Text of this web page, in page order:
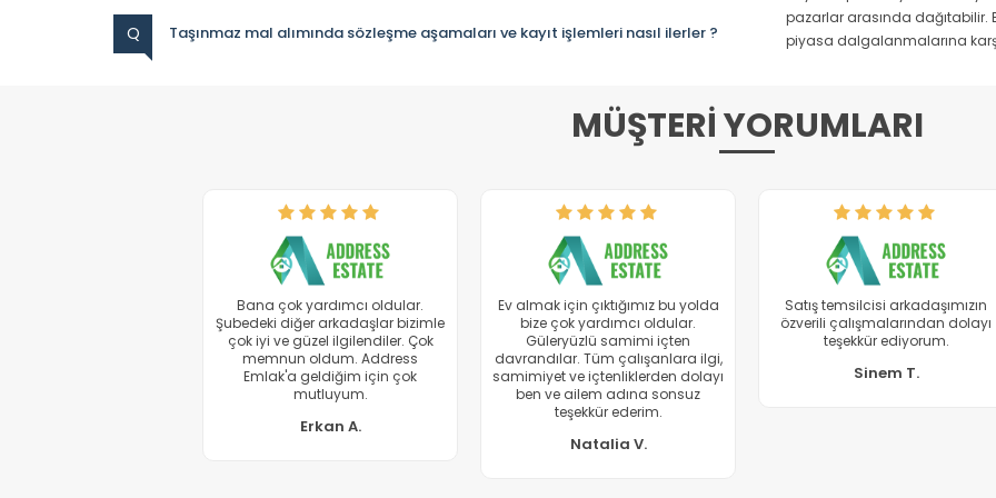
Q Taşınmaz mal alımında sözleşme aşamaları ve kayıt işlemleri nasıl ilerler ?
pazarlar arasında dağıtabilir.
piyasa dalgalanmalarına
MÜŞTERİ YORUMLARI
Güler yüzlü ve ilgili davranışlar
sergilediğiniz için ve her konuda
yardımcı olduğunuzdan dolayı
teşekkür ederiz
Soner Y.
Ornella Hanım sayesinde
istediğimiz daireyi sonunda
bulduk. Sağolsun canla başla
bize yardımcı oldu. Teşekkür
ederim.
Canan H.
Onur Bey’den çok memnun kaldık.
İlgi ve alakaları için teşekkür
ederiz. Bizlere yardımcı olması